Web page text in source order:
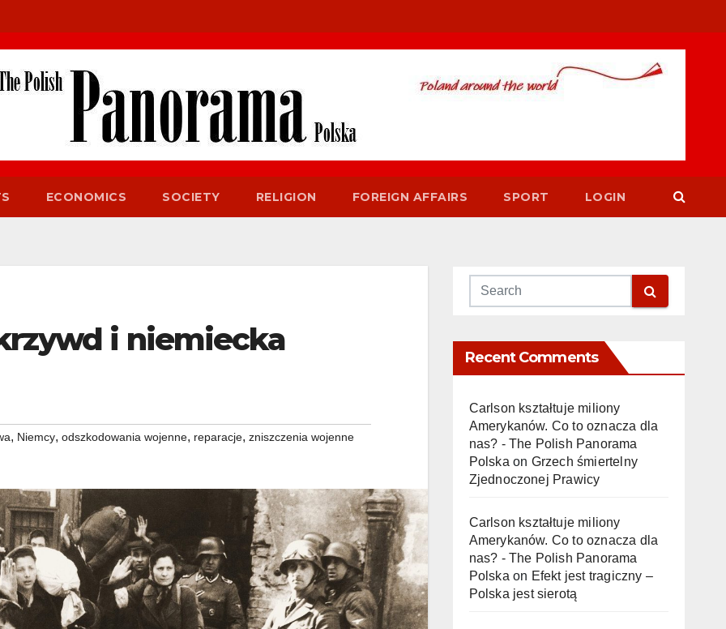
ECONOMICS SOCIETY RELIGION FOREIGN AFFAIRS SPORT LOGIN
i niemiecka
, Niemcy, odszkodowania wojenne, reparacje, zniszczenia wojenne
Recent Comments
Carlson kształtuje miliony
Amerykanów. Co to oznacza dla
nas? - The Polish Panorama
Polska on Grzech śmiertelny
Zjednoczonej Prawicy
Carlson kształtuje miliony
Amerykanów. Co to oznacza dla
nas? - The Polish Panorama
Polska on Efekt jest tragiczny –
Polska jest sierotą